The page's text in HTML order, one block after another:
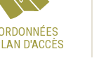
D'ACCÈS